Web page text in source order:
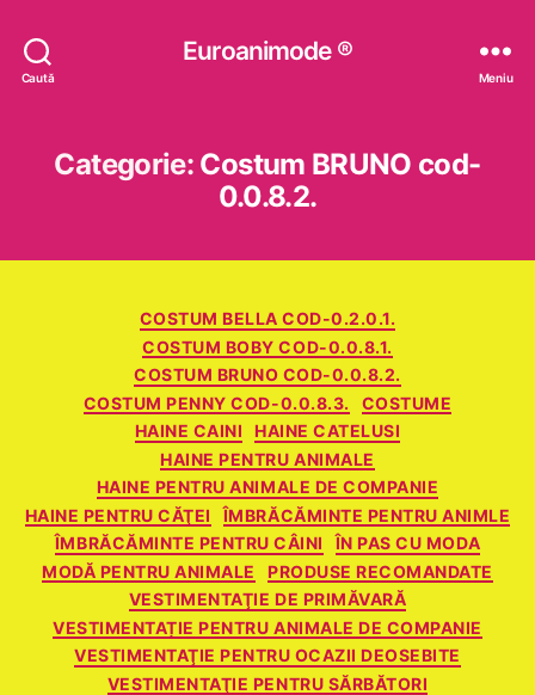
Caută
Euroanimode ®
Meniu
Categorie: Costum BRUNO cod-
0.0.8.2.
Categorii
COSTUM BELLA COD-0.2.0.1.
COSTUM BOBY COD-0.0.8.1.
COSTUM BRUNO COD-0.0.8.2.
COSTUM PENNY COD-0.0.8.3.
COSTUME
HAINE CAINI
HAINE CATELUSI
HAINE PENTRU ANIMALE
HAINE PENTRU ANIMALE DE COMPANIE
HAINE PENTRU CĂŢEI
ÎMBRĂCĂMINTE PENTRU ANIMLE
ÎMBRĂCĂMINTE PENTRU CÂINI
ÎN PAS CU MODA
MODĂ PENTRU ANIMALE
PRODUSE RECOMANDATE
VESTIMENTAŢIE DE PRIMĂVARĂ
VESTIMENTAȚIE PENTRU ANIMALE DE COMPANIE
VESTIMENTAŢIE PENTRU OCAZII DEOSEBITE
VESTIMENTAŢIE PENTRU SĂRBĂTORI